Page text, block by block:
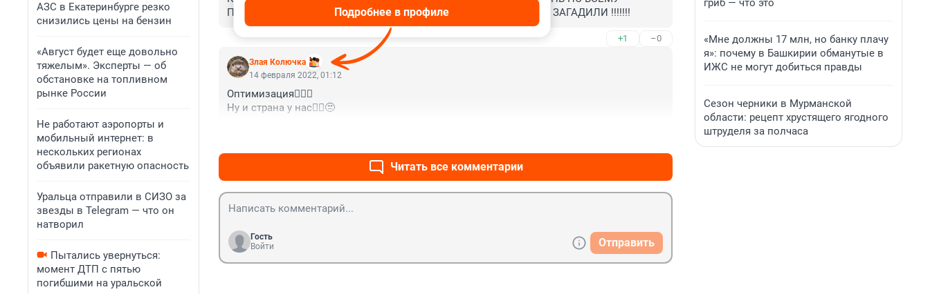
АЗС в Екатеринбурге резко
снизились цены на бензин
«Август будет еще довольно
тяжелым». Эксперты — об
обстановке на топливном
рынке России
Не работают аэропорты и
мобильный интернет: в
нескольких регионах
объявили ракетную опасность
Уральца отправили в СИЗО за
звезды в Telegram — что он
натворил
Пытались увернуться:
момент ДТП с пятью
погибшими на уральской
ПОСЕЛКУ? СЛИВАЮТ ПРОСТО В ЛЕСА. КАШМАР !!!!!!! ВСЮ РЕЧКУ ЗАГАДИЛИ !!!!!!!
+1 –0
Злая Колючка
Подробнее в профиле
14 февраля 2022, 01:12
Оптимизация🤦🏼‍♀️
Ну и страна у нас🤷‍♀️😒
Читать все комментарии
Гость
Войти
Отправить
гриб — что это
«Мне должны 17 млн, но банку плачу
я»: почему в Башкирии обманутые в
ИЖС не могут добиться правды
Сезон черники в Мурманской
области: рецепт хрустящего ягодного
штруделя за полчаса